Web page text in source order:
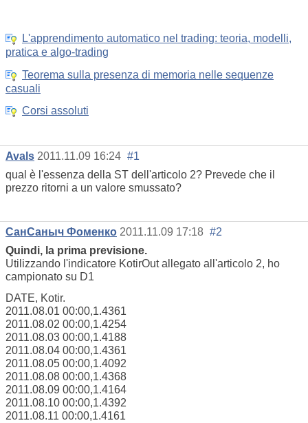
L'apprendimento automatico nel trading: teoria, modelli,
pratica e algo-trading
Teorema sulla presenza di memoria nelle sequenze
casuali
Corsi assoluti
Avals 2011.11.09 16:24 #1
qual è l'essenza della ST dell'articolo 2? Prevede che il
prezzo ritorni a un valore smussato?
СанСаныч Фоменко 2011.11.09 17:18 #2
Quindi, la prima previsione.
Utilizzando l'indicatore KotirOut allegato all'articolo 2, ho
campionato su D1
DATE, Kotir.
2011.08.01 00:00,1.4361
2011.08.02 00:00,1.4254
2011.08.03 00:00,1.4188
2011.08.04 00:00,1.4361
2011.08.05 00:00,1.4092
2011.08.08 00:00,1.4368
2011.08.09 00:00,1.4164
2011.08.10 00:00,1.4392
2011.08.11 00:00,1.4161